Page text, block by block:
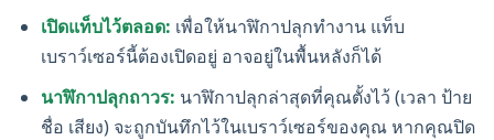
เปิดแท็บไว้ตลอด: เพื่อให้นาฬิกาปลุกทำงาน แท็บ
เบราว์เซอร์นี้ต้องเปิดอยู่ อาจอยู่ในพื้นหลังก็ได้
นาฬิกาปลุกถาวร: นาฬิกาปลุกล่าสุดที่คุณตั้งไว้ (เวลา ป้าย
ชื่อ เสียง) จะถูกบันทึกไว้ในเบราว์เซอร์ของคุณ หากคุณปิด